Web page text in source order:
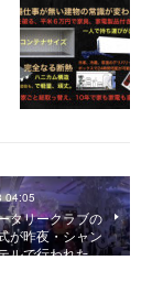
04:05
タリークラブの
が昨夜・シャン
ルで行われた。